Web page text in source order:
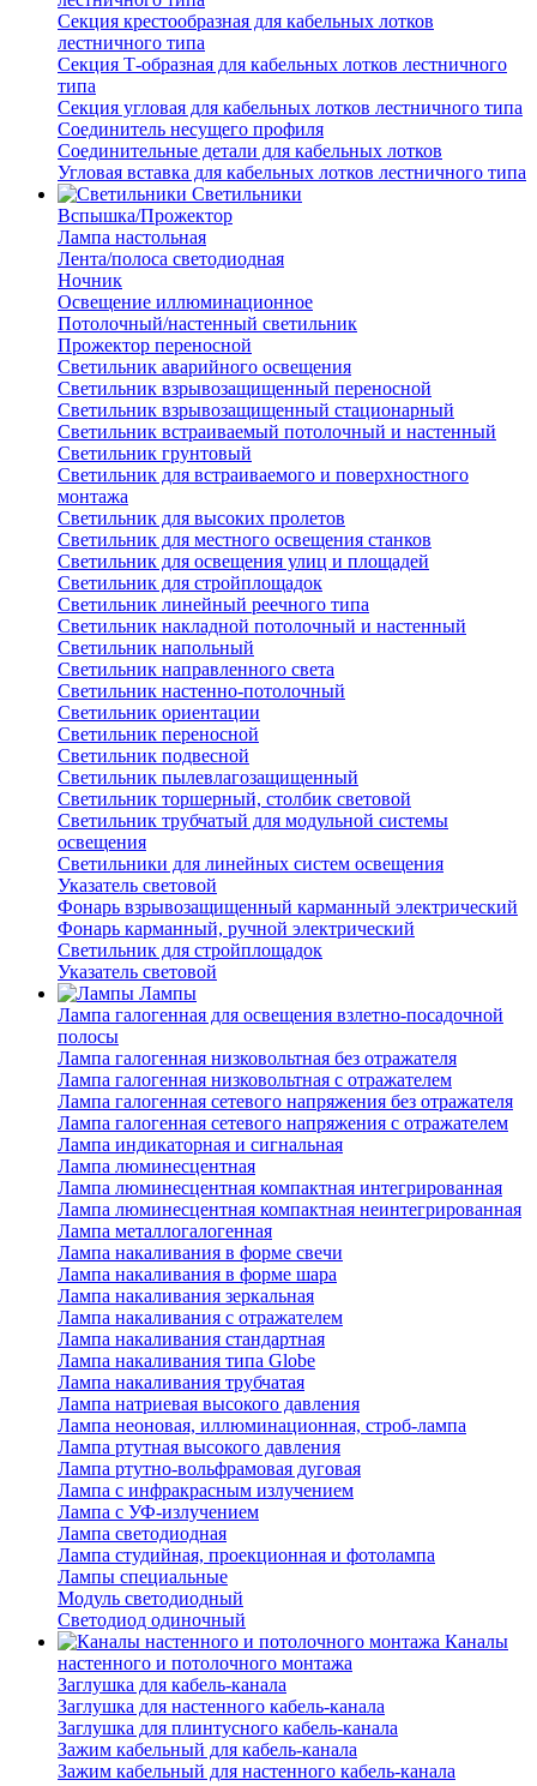
Секция крестообразная для кабельных лотков
лестничного типа
Секция Т-образная для кабельных лотков лестничного
типа
Секция угловая для кабельных лотков лестничного типа
Соединитель несущего профиля
Соединительные детали для кабельных лотков
Угловая вставка для кабельных лотков лестничного типа
Светильники
Вспышка/Прожектор
Лампа настольная
Лента/полоса светодиодная
Ночник
Освещение иллюминационное
Потолочный/настенный светильник
Прожектор переносной
Светильник аварийного освещения
Светильник взрывозащищенный переносной
Светильник взрывозащищенный стационарный
Светильник встраиваемый потолочный и настенный
Светильник грунтовый
Светильник для встраиваемого и поверхностного
монтажа
Светильник для высоких пролетов
Светильник для местного освещения станков
Светильник для освещения улиц и площадей
Светильник для стройплощадок
Светильник линейный реечного типа
Светильник накладной потолочный и настенный
Светильник напольный
Светильник направленного света
Светильник настенно-потолочный
Светильник ориентации
Светильник переносной
Светильник подвесной
Светильник пылевлагозащищенный
Светильник торшерный, столбик световой
Светильник трубчатый для модульной системы
освещения
Светильники для линейных систем освещения
Указатель световой
Фонарь взрывозащищенный карманный электрический
Фонарь карманный, ручной электрический
Светильник для стройплощадок
Указатель световой
Лампы
Лампа галогенная для освещения взлетно-посадочной
полосы
Лампа галогенная низковольтная без отражателя
Лампа галогенная низковольтная с отражателем
Лампа галогенная сетевого напряжения без отражателя
Лампа галогенная сетевого напряжения с отражателем
Лампа индикаторная и сигнальная
Лампа люминесцентная
Лампа люминесцентная компактная интегрированная
Лампа люминесцентная компактная неинтегрированная
Лампа металлогалогенная
Лампа накаливания в форме свечи
Лампа накаливания в форме шара
Лампа накаливания зеркальная
Лампа накаливания с отражателем
Лампа накаливания стандартная
Лампа накаливания типа Globe
Лампа накаливания трубчатая
Лампа натриевая высокого давления
Лампа неоновая, иллюминационная, строб-лампа
Лампа ртутная высокого давления
Лампа ртутно-вольфрамовая дуговая
Лампа с инфракрасным излучением
Лампа с УФ-излучением
Лампа светодиодная
Лампа студийная, проекционная и фотолампа
Лампы специальные
Модуль светодиодный
Светодиод одиночный
Каналы
настенного и потолочного монтажа
Заглушка для кабель-канала
Заглушка для настенного кабель-канала
Заглушка для плинтусного кабель-канала
Зажим кабельный для кабель-канала
Зажим кабельный для настенного кабель-канала